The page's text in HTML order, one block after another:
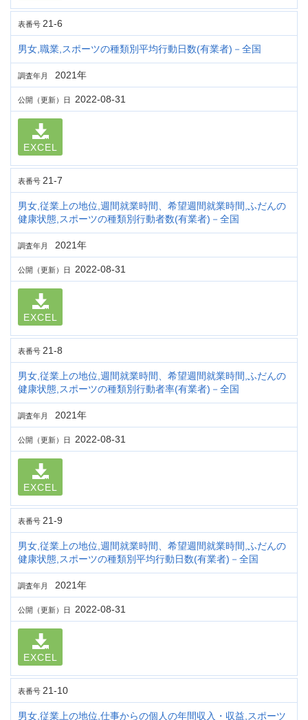
表番号 21-6
男女,職業,スポーツの種類別平均行動日数(有業者)－全国
調査年月 2021年
公開（更新）日 2022-08-31
EXCEL
表番号 21-7
男女,従業上の地位,週間就業時間、希望週間就業時間,ふだんの
健康状態,スポーツの種類別行動者数(有業者)－全国
調査年月 2021年
公開（更新）日 2022-08-31
EXCEL
表番号 21-8
男女,従業上の地位,週間就業時間、希望週間就業時間,ふだんの
健康状態,スポーツの種類別行動者率(有業者)－全国
調査年月 2021年
公開（更新）日 2022-08-31
EXCEL
表番号 21-9
男女,従業上の地位,週間就業時間、希望週間就業時間,ふだんの
健康状態,スポーツの種類別平均行動日数(有業者)－全国
調査年月 2021年
公開（更新）日 2022-08-31
EXCEL
表番号 21-10
男女,従業上の地位,仕事からの個人の年間収入・収益,スポーツ